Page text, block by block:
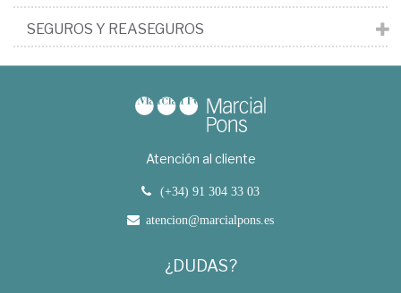
SEGUROS Y REASEGUROS
Atención al cliente
(+34) 91 304 33 03
atencion@marcialpons.es
¿DUDAS?